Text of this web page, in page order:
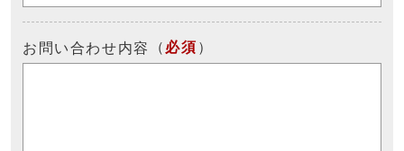
お問い合わせ内容 （ 必須 ）